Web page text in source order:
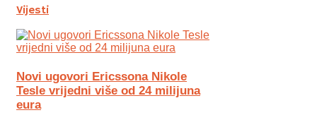
Vijesti
Novi ugovori Ericssona Nikole
Tesle vrijedni više od 24 milijuna
eura